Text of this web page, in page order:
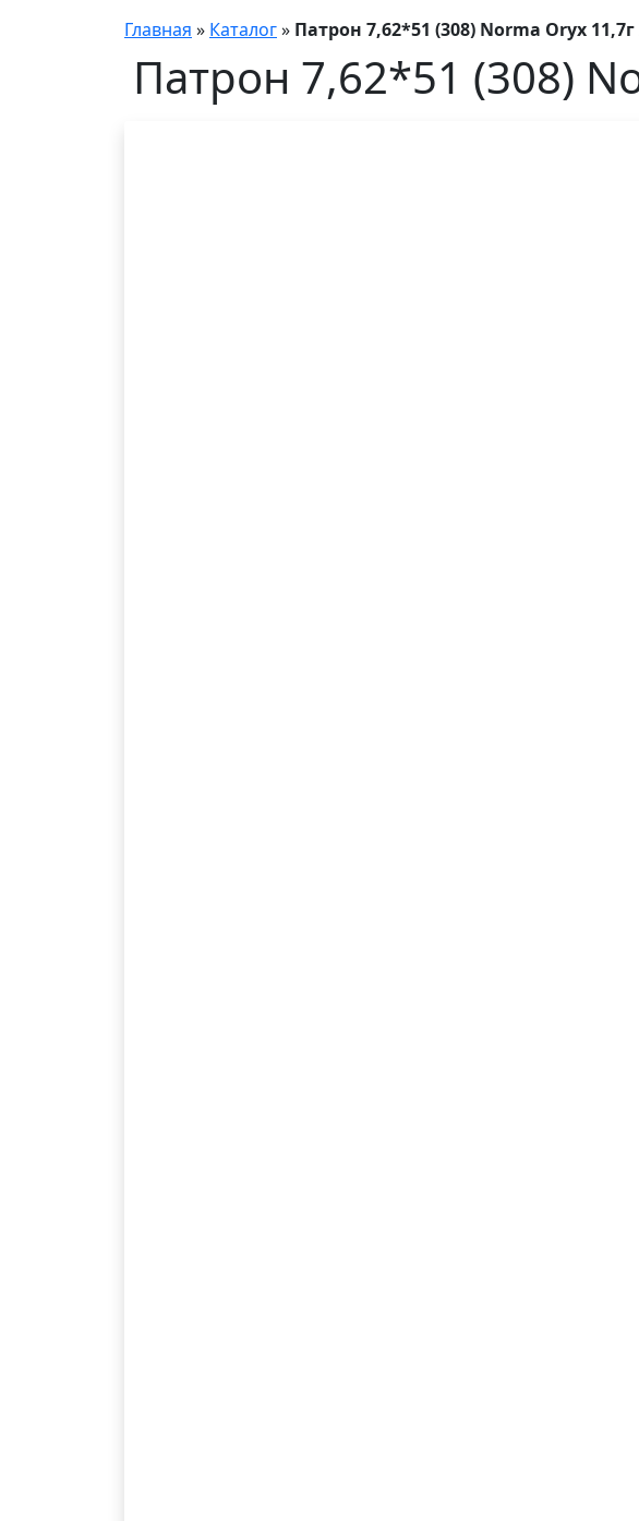
Главная » Каталог» Патрон 7,62*51 (308) Norma Oryx
Патрон 7,62*51 (308)